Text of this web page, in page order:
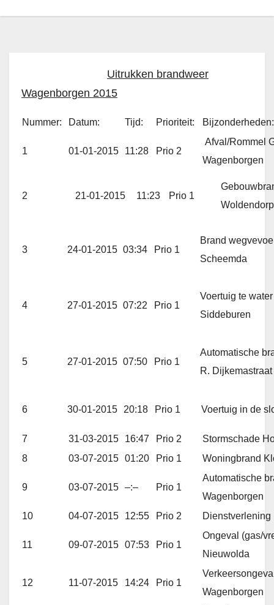
Uitrukken brandweer
Wagenborgen 2015
Nummer: Datum: Tijd: Prioriteit: Bijzonderheden:
1 01-01-2015 11:28 Prio 2
Afval/Rommel
Wagenborgen
2 21-01-2015 11:23 Prio 1
Woldendorp
3 24-01-2015 03:34 Prio 1
Brand
Scheemda
4 27-01-2015 07:22 Prio 1
Voertuig te
Siddeburen
5 27-01-2015 07:50 Prio 1
Automatische
R.
6 30-01-2015 20:18 Prio 1 Voertuig in de
7 31-03-2015 16:47 Prio 2
Stormschade
8
03-07-2015 01:20 Prio 1 Woningbrand
9 03-07-2015 –:– Prio 1
Automatische
Wagenborgen
10
04-07-2015 12:55 Prio 2
11 09-07-2015 07:53 Prio 1
Ongeval (gas/
Nieuwolda
12 11-07-2015 14:24 Prio 1
Wagenborgen